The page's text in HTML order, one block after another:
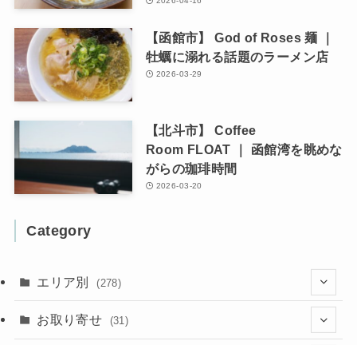
【函館市】 God of Roses 麺 ｜
牡蠣に溺れる話題のラーメン店
2026-03-29
【北斗市】 Coffee
Room FLOAT ｜ 函館湾を眺めな
がらの珈琲時間
2026-03-20
Category
エリア別 (278)
(102)
お取り寄せ (31)